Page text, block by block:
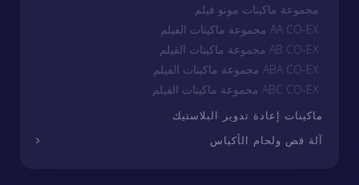
مجموعة ماكينات مونو فيلم
AA CO-EX مجموعة ماكينات الفيلم
AB CO-EX مجموعة ماكينات الفيلم
ABA CO-EX مجموعة ماكينات الفيلم
ABC CO-EX مجموعة ماكينات الفيلم
ماكينات إعادة تدوير البلاستيك
آلة قص ولحام الأكياس